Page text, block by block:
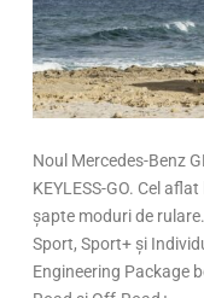
Noul Mercedes-Benz
KEYLESS-GO. Cel
șapte moduri de
Sport, Sport+ și
Engineering Package